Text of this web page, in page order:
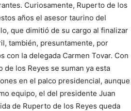
Curiosamente, Ruperto de los
años el asesor taurino del
que dimitió de su cargo al finalizar
también, presuntamente, por
con la delegada Carmen Tovar. Con
de los Reyes se suman ya esta
en el palco presidencial, aunque
equipo, el del presidente Juan
de Ruperto de los Reyes queda